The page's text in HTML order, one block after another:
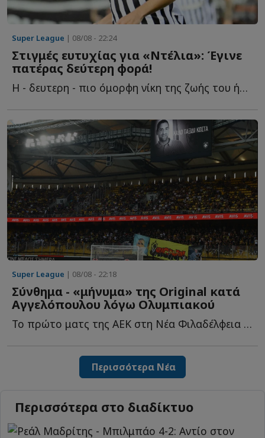
Super League | 08/08 - 22:24
Στιγμές ευτυχίας για «Ντέλια»: Έγινε
πατέρας δεύτερη φορά!
Η - δευτερη - πιο όμορφη νίκη της ζωής του ήρθε μακριά α...
Super League | 08/08 - 22:18
Σύνθημα - «μήνυμα» της Original κατά
Αγγελόπουλου λόγω Ολυμπιακού
Το πρώτο ματς της ΑΕΚ στη Νέα Φιλαδέλφεια για τη νέα σ...
Περισσότερα Νέα
Περισσότερα στο διαδίκτυο